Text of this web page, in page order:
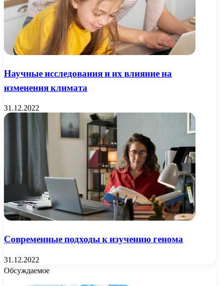
Научные исследования и их влияние на
изменения климата
31.12.2022
Современные подходы к изучению генома
31.12.2022
Обсуждаемое